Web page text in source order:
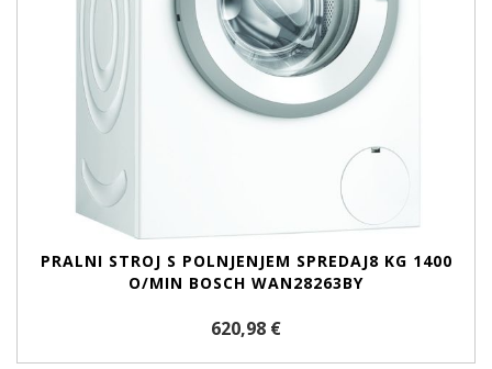
PRALNI STROJ S POLNJENJEM SPREDAJ8 KG 1400
O/MIN BOSCH WAN28263BY
620,98 €